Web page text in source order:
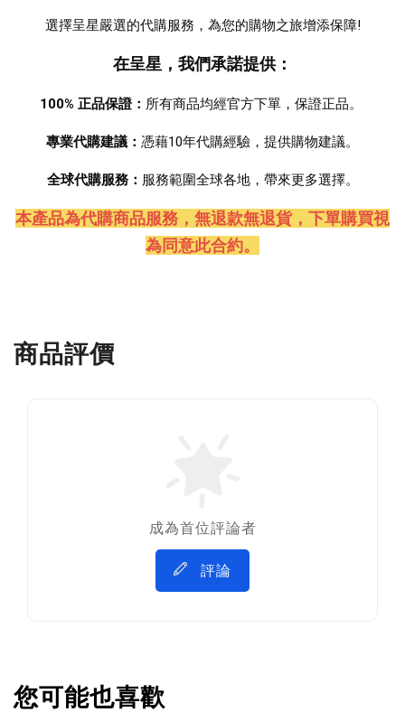
選擇呈星嚴選的代購服務，為您的購物之旅增添保障!
在呈星，我們承諾提供：
100% 正品保證： 所有商品均經官方下單，保證正品。
專業代購建議： 憑藉10年代購經驗，提供購物建議。
全球代購服務： 服務範圍全球各地，帶來更多選擇。
本產品為代購商品服務，無退款無退貨，下單購買視
為同意此合約。
商品評價
成為首位評論者
評論
您可能也喜歡